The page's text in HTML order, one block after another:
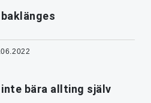
bära allting själv